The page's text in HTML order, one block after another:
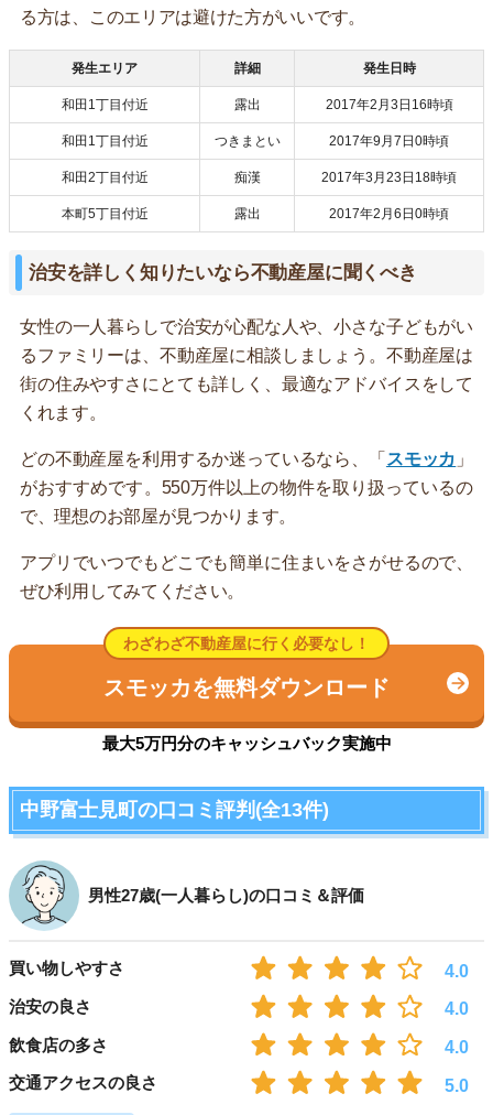
る方は、このエリアは避けた方がいいです。
発生エリア 詳細 発生日時
和田1丁目付近 露出 2017年2月3日16時頃
和田1丁目付近 つきまとい 2017年9月7日0時頃
和田2丁目付近 痴漢 2017年3月23日18時頃
本町5丁目付近 露出 2017年2月6日0時頃
治安を詳しく知りたいなら不動産屋に聞くべき
女性の一人暮らしで治安が心配な人や、小さな子どもがい
るファミリーは、不動産屋に相談しましょう。不動産屋は
街の住みやすさにとても詳しく、最適なアドバイスをして
くれます。
どの不動産屋を利用するか迷っているなら、「 スモッカ 」
がおすすめです。550万件以上の物件を取り扱っているの
で、理想のお部屋が見つかります。
アプリでいつでもどこでも簡単に住まいをさがせるので、
ぜひ利用してみてください。
わざわざ不動産屋に行く必要なし！
スモッカを無料ダウンロード
最大5万円分のキャッシュバック実施中
中野富士見町の口コミ評判(全13件)
男性27歳(一人暮らし)の口コミ＆評価
買い物しやすさ
4.0
治安の良さ
4.0
飲食店の多さ
4.0
交通アクセスの良さ
5.0